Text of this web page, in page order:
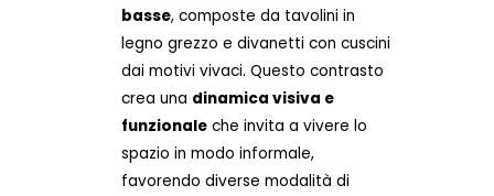
basse, composte da tavolini in
legno grezzo e divanetti con cuscini
dai motivi vivaci. Questo contrasto
crea una dinamica visiva e
funzionale che invita a vivere lo
spazio in modo informale,
favorendo diverse modalità di